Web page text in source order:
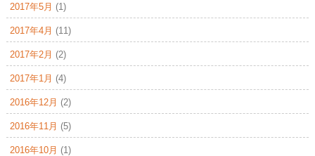
2017年5月 (1)
2017年4月 (11)
2017年2月 (2)
2017年1月 (4)
2016年12月 (2)
2016年11月 (5)
2016年10月 (1)